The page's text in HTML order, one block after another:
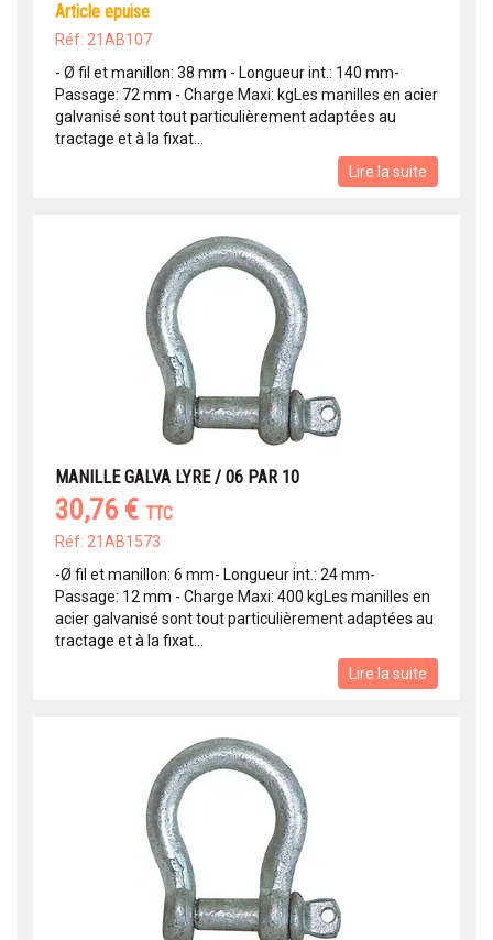
article epuise
Réf: 21AB107
- Ø fil et manillon: 38 mm - Longueur int.: 140 mm-
Passage: 72 mm - Charge Maxi: kgLes manilles en acier
galvanisé sont tout particulièrement adaptées au
tractage et à la fixat...
Lire la suite
MANILLE GALVA LYRE / 06 PAR 10
30,76 € TTC
Réf: 21AB1573
-Ø fil et manillon: 6 mm- Longueur int.: 24 mm-
Passage: 12 mm - Charge Maxi: 400 kgLes manilles en
acier galvanisé sont tout particulièrement adaptées au
tractage et à la fixat...
Lire la suite